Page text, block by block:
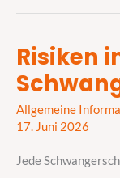
Risiken
Allgemeine
17. Juni 2026
Jede
Risiken
im
der